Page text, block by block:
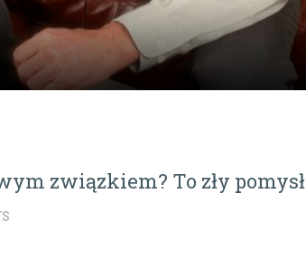
związkiem? To zły pomysł